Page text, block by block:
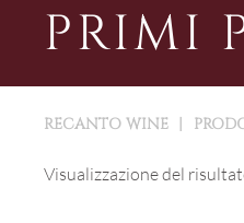
PRIMI
RECANTO WINE
Visualizzazione del